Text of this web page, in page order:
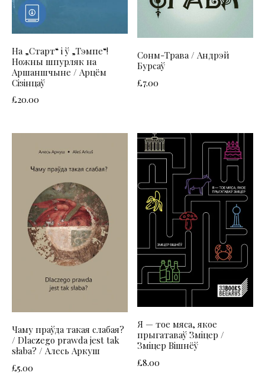
На „Старт“ і ў „Тэмпе“!
Ножны шпурляк на
Аршаншчыне / Арцём
Сізінцаў
£20.00
Сонм-Трава / Андрэй
Бурсаў
£7.00
Чаму праўда такая слабая?
/ Dlaczego prawda jest tak
słaba? / Алесь Аркуш
£5.00
Я — тое мяса, якое
прыгатаваў Зміцер /
Зміцер Вішнёў
£8.00